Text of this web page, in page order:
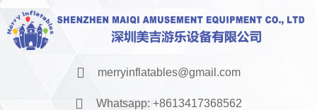
merryinflatables@gmail.com
Whatsapp: +8613417368562